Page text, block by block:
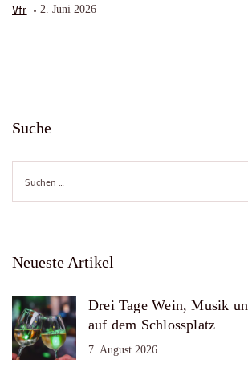
Vfr 2. Juni 2026
Suche
nach:
Neueste Artikel
Drei Tage Wein, Musik
auf dem Schlossplatz
7. August 2026